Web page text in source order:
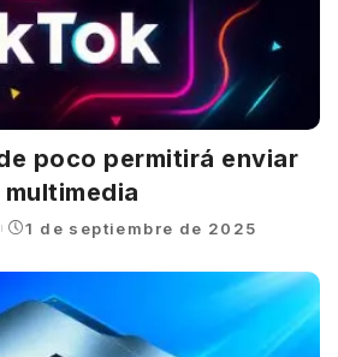
poco permitirá enviar
1 de septiembre de 2025